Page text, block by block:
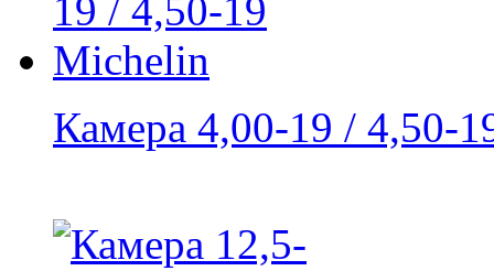
Камера 4,00-19 / 4,50-